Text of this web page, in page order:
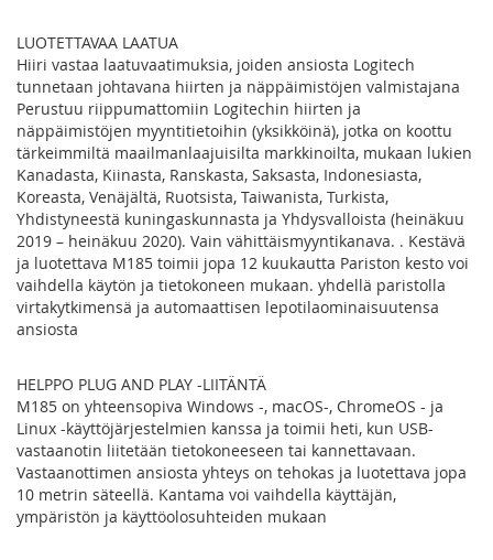
LUOTETTAVAA LAATUA
Hiiri vastaa laatuvaatimuksia, joiden ansiosta Logitech
tunnetaan johtavana hiirten ja näppäimistöjen valmistajana
Perustuu riippumattomiin Logitechin hiirten ja
näppäimistöjen myyntitietoihin (yksikköinä), jotka on koottu
tärkeimmiltä maailmanlaajuisilta markkinoilta, mukaan lukien
Kanadasta, Kiinasta, Ranskasta, Saksasta, Indonesiasta,
Koreasta, Venäjältä, Ruotsista, Taiwanista, Turkista,
Yhdistyneestä kuningaskunnasta ja Yhdysvalloista (heinäkuu
2019 – heinäkuu 2020). Vain vähittäismyyntikanava. . Kestävä
ja luotettava M185 toimii jopa 12 kuukautta Pariston kesto voi
vaihdella käytön ja tietokoneen mukaan. yhdellä paristolla
virtakytkimensä ja automaattisen lepotilaominaisuutensa
ansiosta
HELPPO PLUG AND PLAY -LIITÄNTÄ
M185 on yhteensopiva Windows -, macOS-, ChromeOS - ja
Linux -käyttöjärjestelmien kanssa ja toimii heti, kun USB-
vastaanotin liitetään tietokoneeseen tai kannettavaan.
Vastaanottimen ansiosta yhteys on tehokas ja luotettava jopa
10 metrin säteellä. Kantama voi vaihdella käyttäjän,
ympäristön ja käyttöolosuhteiden mukaan